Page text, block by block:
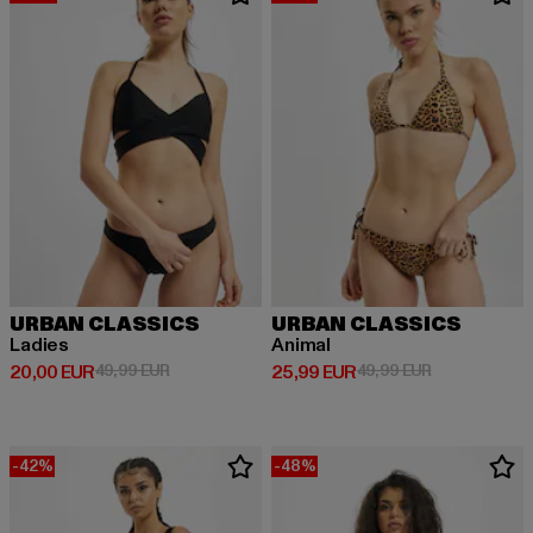
URBAN CLASSICS
Ladies
20,00 EUR
Derzeitiger Preis: 20,00 EUR
49,99 EURAktionspreis: 49,99 EUR
URBAN CLASSICS
Animal
25,99 EUR
Derzeitiger Preis: 25,99 EUR
49,99 EURAktionspreis:
-42% -48%